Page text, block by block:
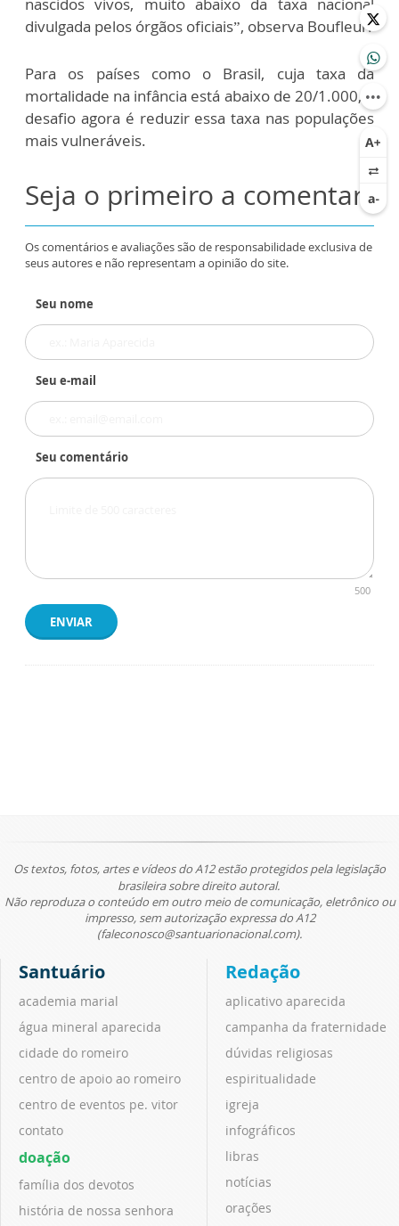
divulgada pelos órgãos oficiais”, observa Boufleur.
Para os países como o Brasil, cuja taxa da
mortalidade na infância está abaixo de 20/1.000, o
desafio agora é reduzir essa taxa nas populações
mais vulneráveis.
Seja o primeiro a comentar
Os comentários e avaliações são de responsabilidade exclusiva de
seus autores e não representam a opinião do site.
Seu nome
Seu e-mail
Seu comentário
500
ENVIAR
Os textos, fotos, artes e vídeos do A12 estão protegidos pela legislação
brasileira sobre direito autoral.
Não reproduza o conteúdo em outro meio de comunicação, eletrônico ou
impresso, sem autorização expressa do A12
(faleconosco@santuarionacional.com).
Santuário
academia marial
água mineral aparecida
cidade do romeiro
centro de apoio ao romeiro
centro de eventos pe. vitor
contato
doação
família dos devotos
história de nossa senhora
Redação
aplicativo aparecida
campanha da fraternidade
dúvidas religiosas
espiritualidade
igreja
infográficos
libras
notícias
orações